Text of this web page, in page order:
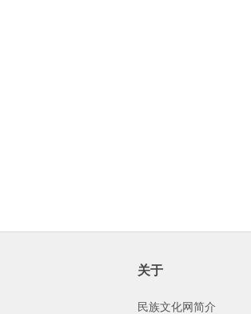
关于
民族文化网简介